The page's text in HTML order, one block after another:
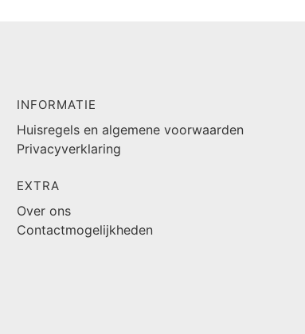
INFORMATIE
Huisregels en algemene voorwaarden
Privacyverklaring
EXTRA
Over ons
Contactmogelijkheden